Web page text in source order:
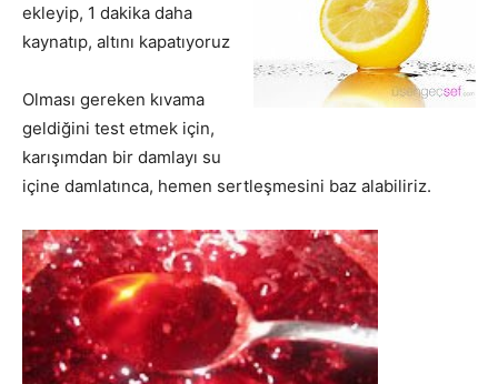
ekleyip, 1 dakika daha
kaynatıp, altını kapatıyoruz
Olması gereken kıvama
geldiğini test etmek için,
karışımdan bir damlayı su
içine damlatınca, hemen sertleşmesini baz alabiliriz.